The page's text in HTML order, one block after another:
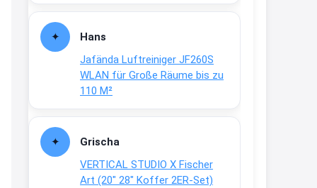
Hans
Jafända Luftreiniger JF260S
WLAN für Große Räume bis zu
110 M²
Grischa
VERTICAL STUDIO X Fischer
Art (20″ 28″ Koffer 2ER-Set)
Fielmann-Blinkis mehr / wurde
www.fielmann-
group.com/blinkis...
13:44
dich zu sehen, alles gut?